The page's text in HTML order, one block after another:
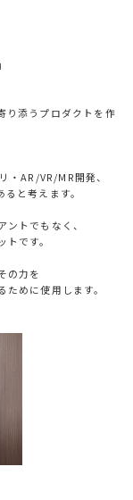
り添うプロダクトを作
・AR/VR/MR開発、
と考えます。
トでもなく、
です。
の力を
めに使用します。